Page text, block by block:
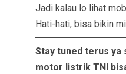
Jadi kalau lo lihat
Hati-hati, bisa bikin
Stay tuned terus ya
motor listrik TNI